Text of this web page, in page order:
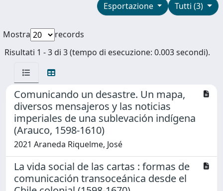
Tutti (3)
Esportazione
Mostra
records
Risultati 1 - 3 di 3 (tempo di esecuzione: 0.003 secondi).
Comunicando un desastre. Un mapa,
diversos mensajeros y las noticias
imperiales de una sublevación indígena
(Arauco, 1598-1610)
2021 Araneda Riquelme, José
La vida social de las cartas : formas de
comunicación transoceánica desde el